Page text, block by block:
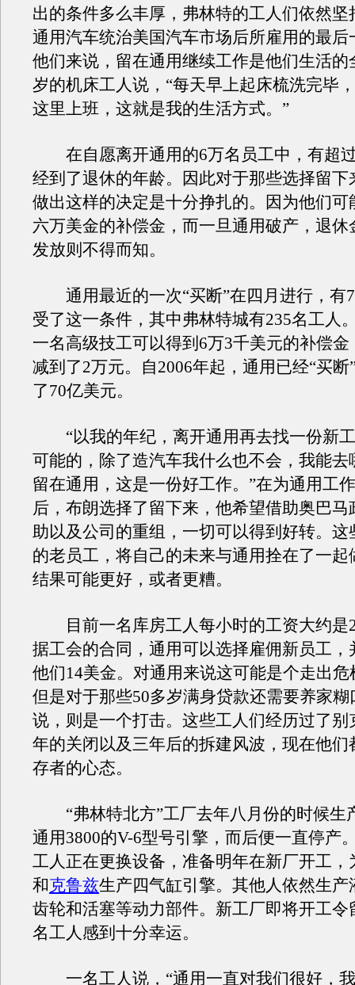
出的条件多么丰厚，弗林特的工人们依然坚
通用汽车统治美国汽车市场后所雇用的最后
他们来说，留在通用继续工作是他们生活的
岁的机床工人说，“每天早上起床梳洗完毕
这里上班，这就是我的生活方式。”
在自愿离开通用的6万名员工中，有超
经到了退休的年龄。因此对于那些选择留下
做出这样的决定是十分挣扎的。因为他们可
六万美金的补偿金，而一旦通用破产，退休
发放则不得而知。
通用最近的一次“买断”在四月进行，有
受了这一条件，其中弗林特城有235名工人
一名高级技工可以得到6万3千美元的补偿
减到了2万元。自2006年起， 通用 已经“买
了70亿美元。
“以我的年纪，离开通用再去找一份新
可能的，除了造汽车我什么也不会，我能去
留在通用 ，这是一份好工作。”在为通用工
后，布朗选择了留下来，他希望借助奥巴马
助以及公司的重组，一切可以得到好转。这
的老员工，将自己的未来与通用拴在了一起
结果可能更好，或者更糟。
目前一名库房工人每小时的工资大约是
据工会的合同， 通用可以选择雇佣新员工，
他们14美金。对通用来说这可能是个走出
但是对于那些50多岁满身贷款还需要养家糊
说，则是一个打击。这些工人们经历过了别
年的关闭以及三年后的拆建风波，现在他们
存者的心态。
“弗林特北方”工厂去年八月份的时候生
通用3800的V-6型号引擎，而后便一直停产
工人正在更换设备，准备明年在新厂开工，
和克鲁兹生产四气缸引擎。其他人依然生产
齿轮和活塞等动力部件。新工厂即将开工令
名工人感到十分幸运。
一名工人说，“通用一直对我们很好，